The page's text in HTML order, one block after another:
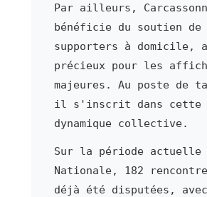
Par ailleurs,
bénéficie du soutien de
supporters à domicile,
précieux pour les
majeures. Au poste de
il s'inscrit dans cette
dynamique collective.
Sur la période actuelle
Nationale, 182
déjà été disputées,